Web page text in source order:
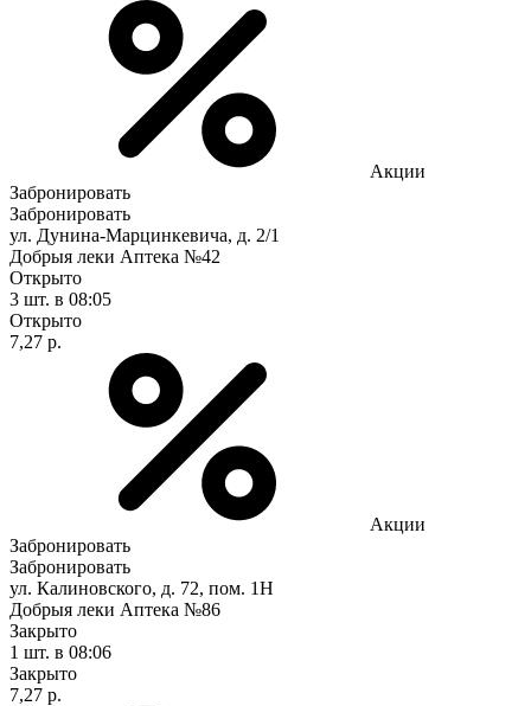
Акции
Забронировать
Забронировать
ул. Дунина-Марцинкевича, д. 2/1
Добрыя леки Аптека №42
Открыто
3 шт. в 08:05
Открыто
7,27 р.
Акции
Забронировать
Забронировать
ул. Калиновского, д. 72, пом. 1Н
Добрыя леки Аптека №86
Закрыто
1 шт. в 08:06
Закрыто
7,27 р.